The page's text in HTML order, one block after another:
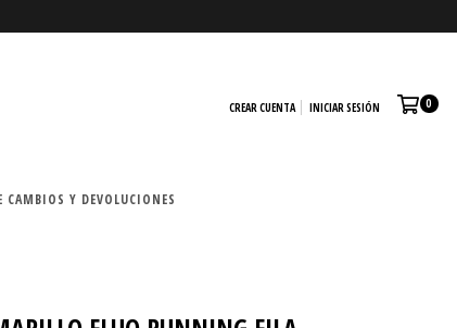
CREAR CUENTA INICIAR SESIÓN 0
CAMBIOS Y DEVOLUCIONES